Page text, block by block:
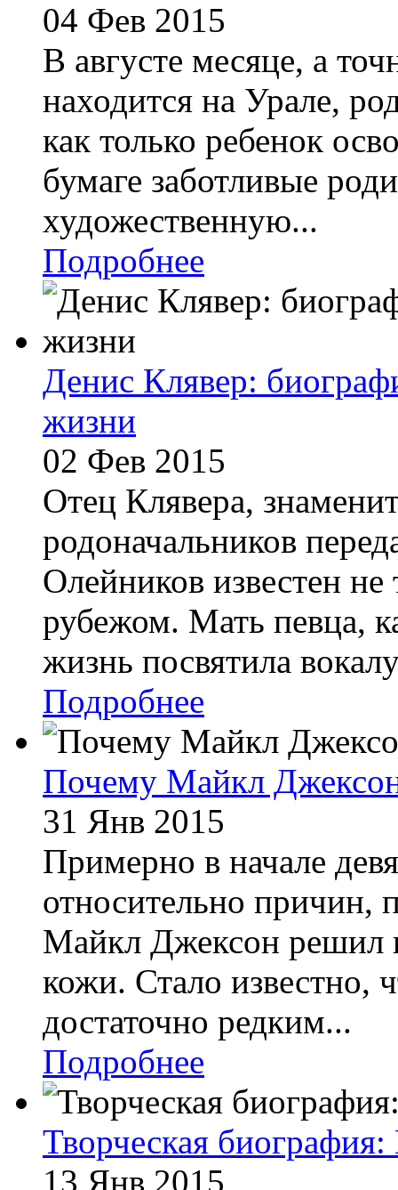
04 Фев 2015
В августе месяце, а
находится на Урале,
как только ребенок
бумаге заботливые
художественную...
Подробнее
Денис Клявер:
жизни
02 Фев 2015
Отец Клявера,
родоначальников
Олейников известен не
рубежом. Мать певца,
жизнь посвятила
Подробнее
Почему Майкл
31 Янв 2015
Примерно в начале
относительно причин,
Майкл Джексон решил
кожи. Стало известно,
достаточно редким...
Подробнее
Творческая
13 Янв 2015